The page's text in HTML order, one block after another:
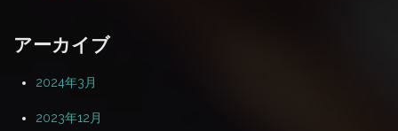
アーカイブ
2024年3月
2023年12月